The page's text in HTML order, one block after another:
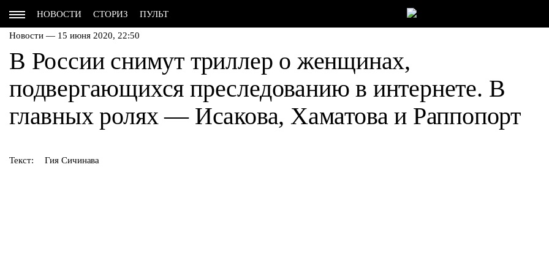
НОВОСТИ СТОРИЗ ПУЛЬТ
Новости — 15 июня 2020, 22:50
В России снимут триллер о женщинах,
подвергающихся преследованию в интернете. В
главных ролях — Исакова, Хаматова и Раппопорт
Текст: Гия Сичинава